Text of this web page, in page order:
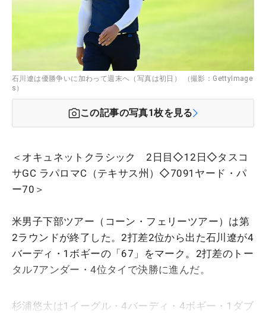
石川遼は優勝争いに加わって週末へ（写真は初日） （撮影：GettyImage
s）
この記事の写真1枚を見る
＜オキュネットクラシック 2日目◇12日◇タスコ
サGC ラパロマC（テキサス州）◇7091ヤード・パ
ー70＞
米男子下部ツアー（コーン・フェリーツアー）は第
2ラウンドが終了した。2打差2位から出た石川遼が4
バーディ・1ボギーの「67」をマーク。2打差のトー
タル7アンダー・4位タイで決勝に進んだ。
杉浦悠太は1イーグル・4バーディ・4ボギー・1ダブ